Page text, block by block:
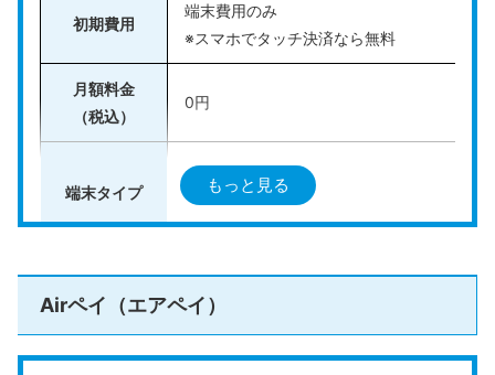
初期費用
端末費用のみ
※スマホでタッチ決済なら無料
月額料金
（税込）
0円
端末タイプ
オールインワン型
カードリーダー型
対応決済手段
電子マネー：iD、交通系ICなど
もっと見る
Airペイ（エアペイ）